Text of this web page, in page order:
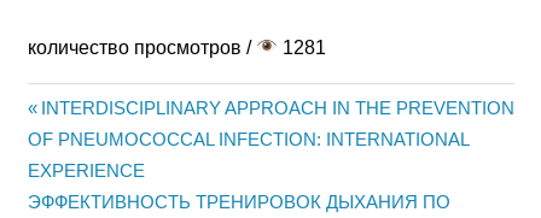
количество просмотров / 1281
Post
navigation
Previous
Post:
INTERDISCIPLINARY APPROACH IN THE PREVENTION
OF PNEUMOCOCCAL INFECTION: INTERNATIONAL
EXPERIENCE
Next
ЭФФЕКТИВНОСТЬ ТРЕНИРОВОК ДЫХАНИЯ ПО